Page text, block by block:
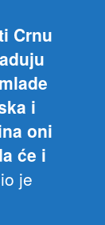
Crnu
i
oni
će i
je